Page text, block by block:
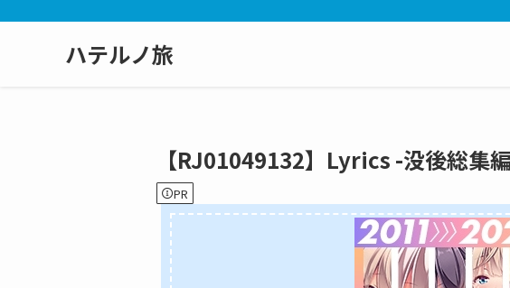
ハテルノ旅
【RJ01049132】Lyrics -没後総集
PR